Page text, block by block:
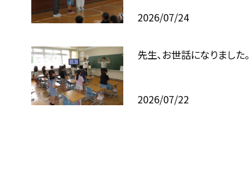
2026/07/24
先生、お世話になりました。
2026/07/22